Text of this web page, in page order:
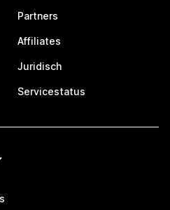
Partners
Affiliates
Juridisch
Servicestatus